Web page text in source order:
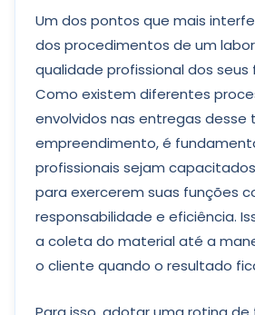
Um dos pontos que mais
dos procedimentos de um
qualidade profissional dos seus
Como existem diferentes
envolvidos nas entregas desse
empreendimento, é
profissionais sejam
para exercerem suas funções
responsabilidade e eficiência.
a coleta do material até a
o cliente quando o resultado